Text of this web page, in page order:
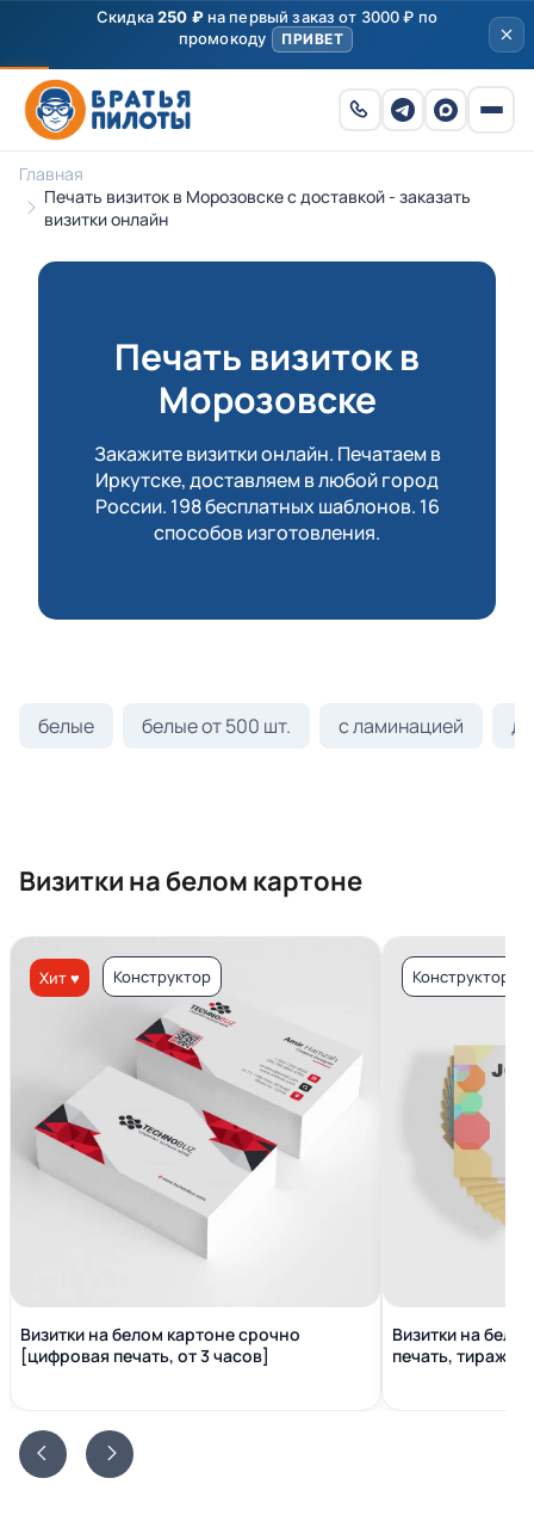
Скидка250 ₽на первый заказ от 3000 ₽ по
промокоду
ПРИВЕТ
Главная
Печать визиток в Морозовске с доставкой - заказать
визитки онлайн
Печать визиток в
Морозовске
Закажите визитки онлайн. Печатаем в
Иркутске, доставляем в любой город
России. 198 бесплатных шаблонов. 16
способов изготовления.
белые белые от 500 шт. с ламинацией
Визитки на белом картоне
Хит ♥ Конструктор
Визитки на белом картоне срочно
[цифровая печать, от 3 часов]
Конструктор
Визитки на
печать, тираж